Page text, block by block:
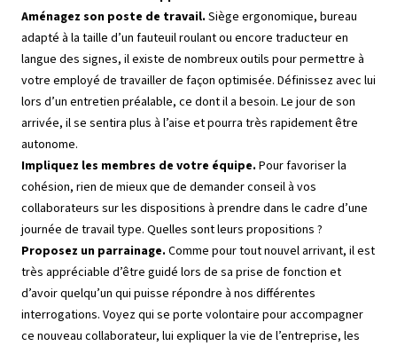
Aménagez son poste de travail. Siège ergonomique, bureau
adapté à la taille d’un fauteuil roulant ou encore traducteur en
langue des signes, il existe de nombreux outils pour permettre à
votre employé de travailler de façon optimisée. Définissez avec lui
lors d’un entretien préalable, ce dont il a besoin. Le jour de son
arrivée, il se sentira plus à l’aise et pourra très rapidement être
autonome.
Impliquez les membres de votre équipe. Pour favoriser la
cohésion, rien de mieux que de demander conseil à vos
collaborateurs sur les dispositions à prendre dans le cadre d’une
journée de travail type. Quelles sont leurs propositions ?
Proposez un parrainage. Comme pour tout nouvel arrivant, il est
très appréciable d’être guidé lors de sa prise de fonction et
d’avoir quelqu’un qui puisse répondre à nos différentes
interrogations. Voyez qui se porte volontaire pour accompagner
ce nouveau collaborateur, lui expliquer la vie de l’entreprise, les